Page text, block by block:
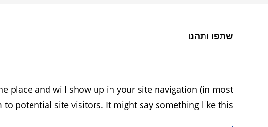
שתפו ותהנו
place and will show up in your site navigation (in most
potential site visitors. It might say something like this: